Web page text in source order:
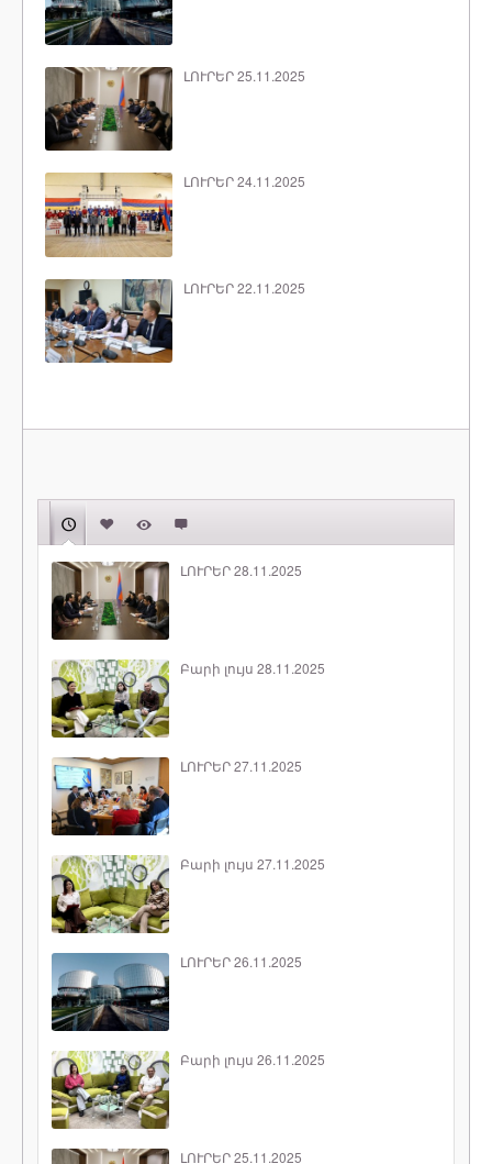
ԼՈՒՐԵՐ 25.11.2025
ԼՈՒՐԵՐ 24.11.2025
ԼՈՒՐԵՐ 22.11.2025
ԼՈՒՐԵՐ 28.11.2025
Բարի լույս 28.11.2025
ԼՈՒՐԵՐ 27.11.2025
Բարի լույս 27.11.2025
ԼՈՒՐԵՐ 26.11.2025
Բարի լույս 26.11.2025
ԼՈՒՐԵՐ 25.11.2025